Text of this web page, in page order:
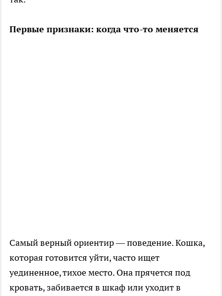
Первые признаки: когда что-то меняется
Самый верный ориентир — поведение. Кошка,
которая готовится уйти, часто ищет
уединенное, тихое место. Она прячется под
кровать, забивается в шкаф или уходит в